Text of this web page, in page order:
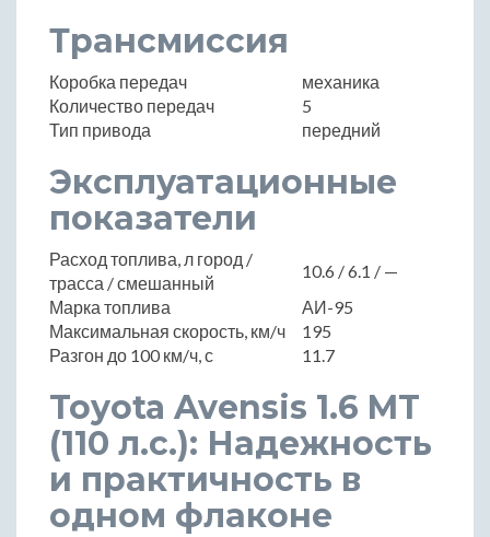
Трансмиссия
Коробка передач
механика
Количество передач
5
Тип привода
передний
Эксплуатационные
показатели
Расход топлива, л город /
трасса / смешанный
10.6 / 6.1 / —
Марка топлива
АИ-95
Максимальная скорость, км/ч
195
Разгон до 100 км/ч, с
11.7
Toyota Avensis 1.6 MT
(110 л.с.): Надежность
и практичность в
одном флаконе